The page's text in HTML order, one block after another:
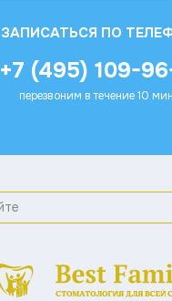
ЗАПИСАТЬСЯ ПО
+7 (495) 109-
перезвоним в течение 10